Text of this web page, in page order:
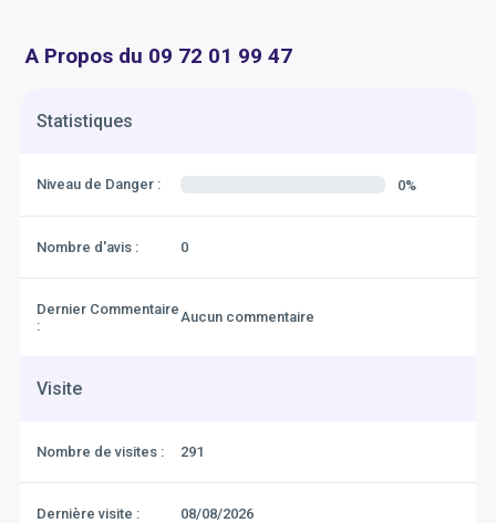
A Propos du 09 72 01 99 47
Statistiques
Niveau de Danger : 0%
Nombre d'avis : 0
Dernier Commentaire
:
Aucun commentaire
Visite
Nombre de visites : 291
Dernière visite : 08/08/2026